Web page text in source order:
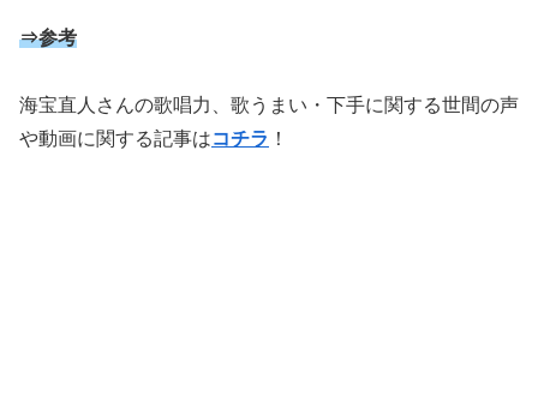
⇒参考
海宝直人さんの歌唱力、歌うまい・下手に関する世間の声
や動画に関する記事はコチラ ！